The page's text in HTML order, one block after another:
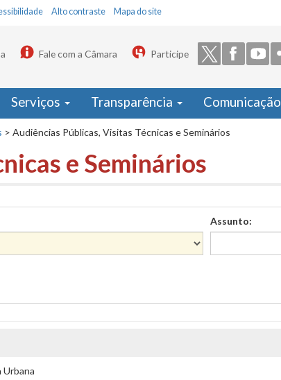
Alto contraste Mapa do site
Fale com a Câmara Participe
Serviços Transparência Comunicação
> Audiências Públicas, Visitas Técnicas e Seminários
e Seminários
Assunto:
Urbana